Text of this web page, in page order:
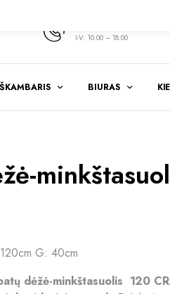
I-V: 10.00 – 18.00
BIURAS
G: 40cm
dėžė-minkštasuolis 120